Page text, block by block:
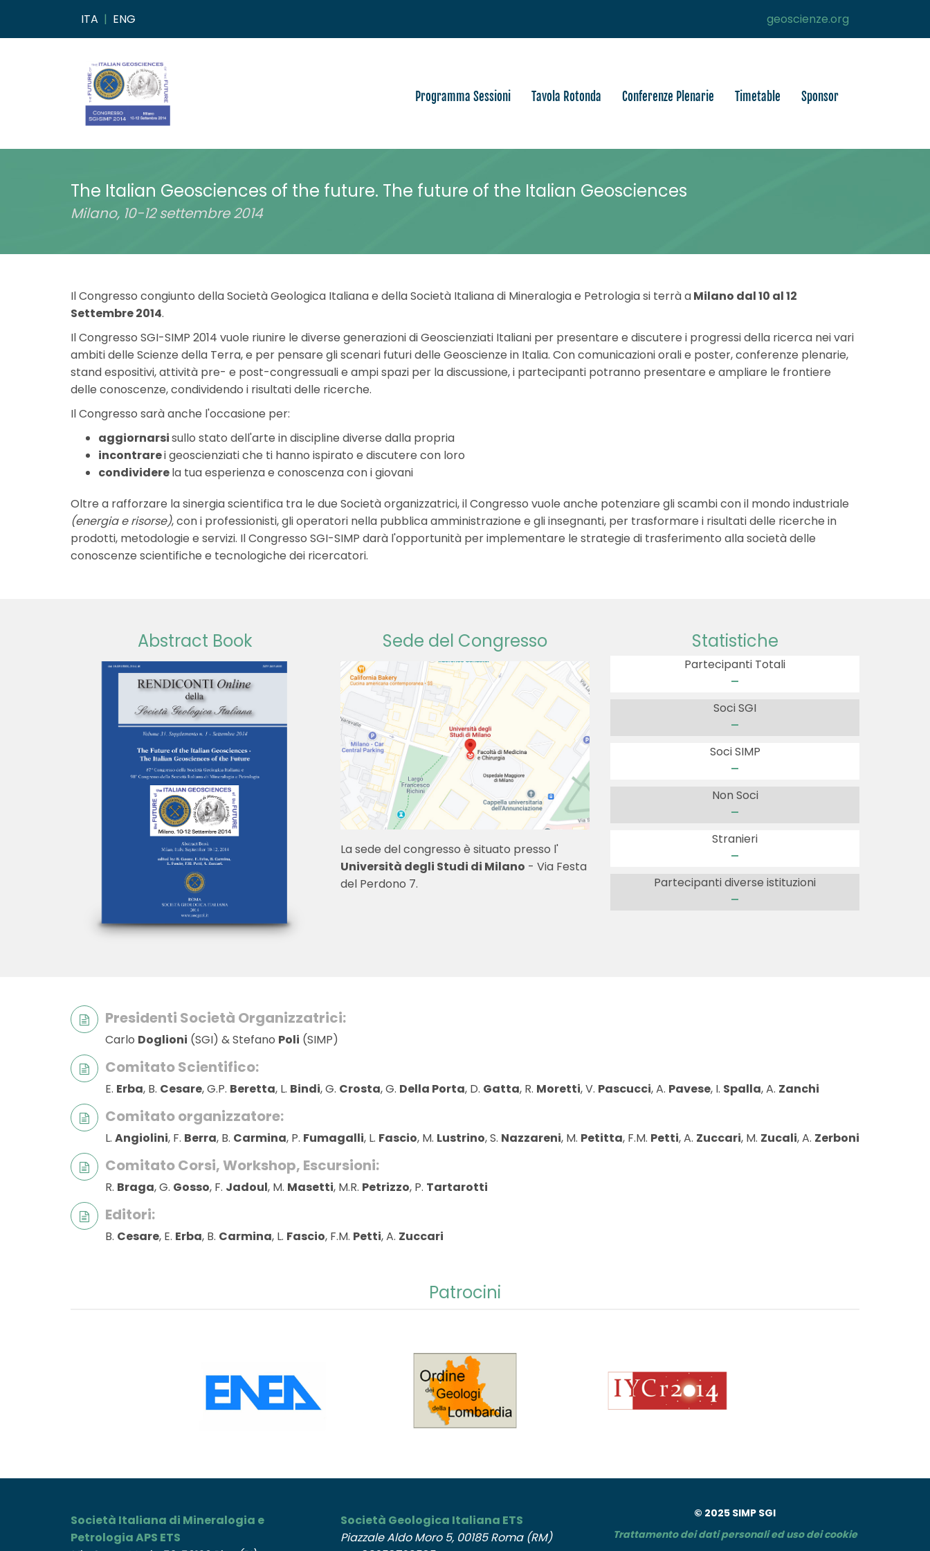
ITA | ENG geoscienze.org
Programma Sessioni Tavola Rotonda Conferenze Plenarie Timetable Sponsor
The Italian Geosciences of the future. The future of the Italian Geosciences
Milano, 10-12 settembre 2014
Il Congresso congiunto della Società Geologica Italiana e della Società Italiana di Mineralogia e Petrologia si terrà aMilano dal 10 al 12
Settembre 2014.
Il Congresso SGI-SIMP 2014 vuole riunire le diverse generazioni di Geoscienziati Italiani per presentare e discutere i progressi della ricerca nei vari
ambiti delle Scienze della Terra, e per pensare gli scenari futuri delle Geoscienze in Italia. Con comunicazioni orali e poster, conferenze plenarie,
stand espositivi, attività pre- e post-congressuali e ampi spazi per la discussione, i partecipanti potranno presentare e ampliare le frontiere
delle conoscenze, condividendo i risultati delle ricerche.
Il Congresso sarà anche l'occasione per:
aggiornarsisullo stato dell'arte in discipline diverse dalla propria
incontrarei geoscienziati che ti hanno ispirato e discutere con loro
condividerela tua esperienza e conoscenza con i giovani
Oltre a rafforzare la sinergia scientifica tra le due Società organizzatrici, il Congresso vuole anche potenziare gli scambi con il mondo industriale
(energia e risorse), con i professionisti, gli operatori nella pubblica amministrazione e gli insegnanti, per trasformare i risultati delle ricerche in
prodotti, metodologie e servizi. Il Congresso SGI-SIMP darà l'opportunità per implementare le strategie di trasferimento alla società delle
conoscenze scientifiche e tecnologiche dei ricercatori.
Abstract Book Sede del Congresso
La sede del congresso è situato presso l'
Università degli Studi di Milano - Via Festa
del Perdono 7.
Statistiche
Partecipanti Totali
-
Soci SGI
-
Soci SIMP
-
Non Soci
-
Stranieri
-
Partecipanti diverse istituzioni
-
Presidenti Società Organizzatrici:
Carlo Doglioni (SGI) & Stefano Poli (SIMP)
Comitato Scientifico:
E. Erba, B. Cesare, G.P. Beretta, L. Bindi, G. Crosta, G. Della Porta, D. Gatta, R. Moretti, V. Pascucci, A. Pavese, I. Spalla, A. Zanchi
Comitato organizzatore:
L. Angiolini, F. Berra, B. Carmina, P. Fumagalli, L. Fascio, M. Lustrino, S. Nazzareni, M. Petitta, F.M. Petti, A. Zuccari, M. Zucali, A. Zerboni
Comitato Corsi, Workshop, Escursioni:
R. Braga, G. Gosso, F. Jadoul, M. Masetti, M.R. Petrizzo, P. Tartarotti
Editori:
B. Cesare, E. Erba, B. Carmina, L. Fascio, F.M. Petti, A. Zuccari
Patrocini
Società Italiana di Mineralogia e
Petrologia APS ETS
Società Geologica Italiana ETS
Piazzale Aldo Moro 5, 00185 Roma (RM)
© 2025 SIMP SGI
Trattamento dei dati personali ed uso dei cookie